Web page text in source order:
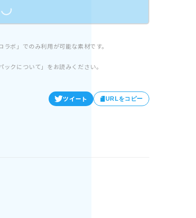
Loading...
ボ」でのみ利用が可能な素材です。
クについて」をお読みください。
ツイート URLをコピー